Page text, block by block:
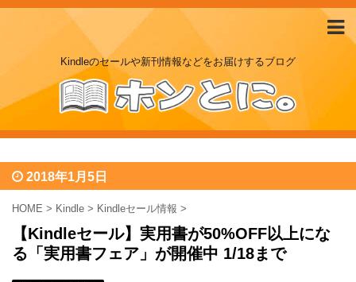
Kindleのセールや新刊情報などをお届けするブログ
2018年1月5日
HOME > Kindle > Kindleセール情報 >
【Kindleセール】実用書が50%OFF以上にな
る「実用書フェア」が開催中 1/18まで